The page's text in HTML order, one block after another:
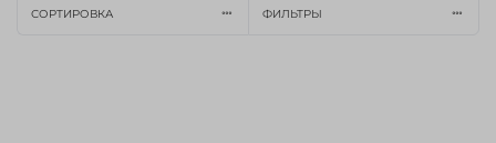
СОРТИРОВКА ФИЛЬТРЫ